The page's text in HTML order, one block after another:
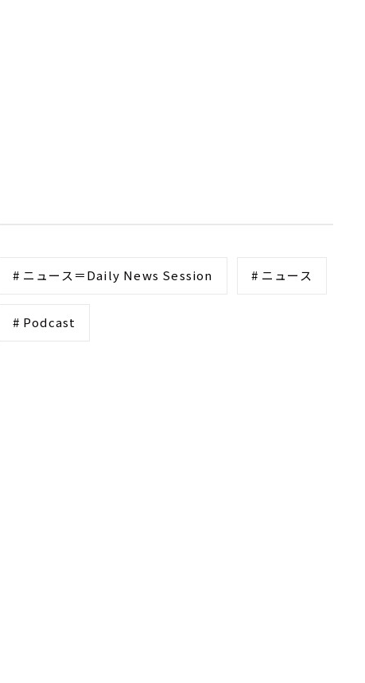
# ニュース＝Daily News Session # ニュース
# Podcast